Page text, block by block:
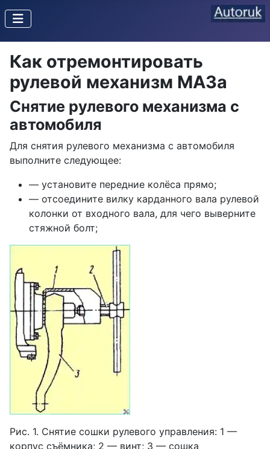
Как отремонтировать
рулевой механизм МАЗа
Снятие рулевого механизма с
автомобиля
Для снятия рулевого механизма с автомобиля
выполните следующее:
— установите передние колёса прямо;
— отсоедините вилку карданного вала рулевой
колонки от входного вала, для чего выверните
стяжной болт;
Рис. 1. Снятие сошки рулевого управления: 1 —
корпус съёмника; 2 — винт; 3 — сошка